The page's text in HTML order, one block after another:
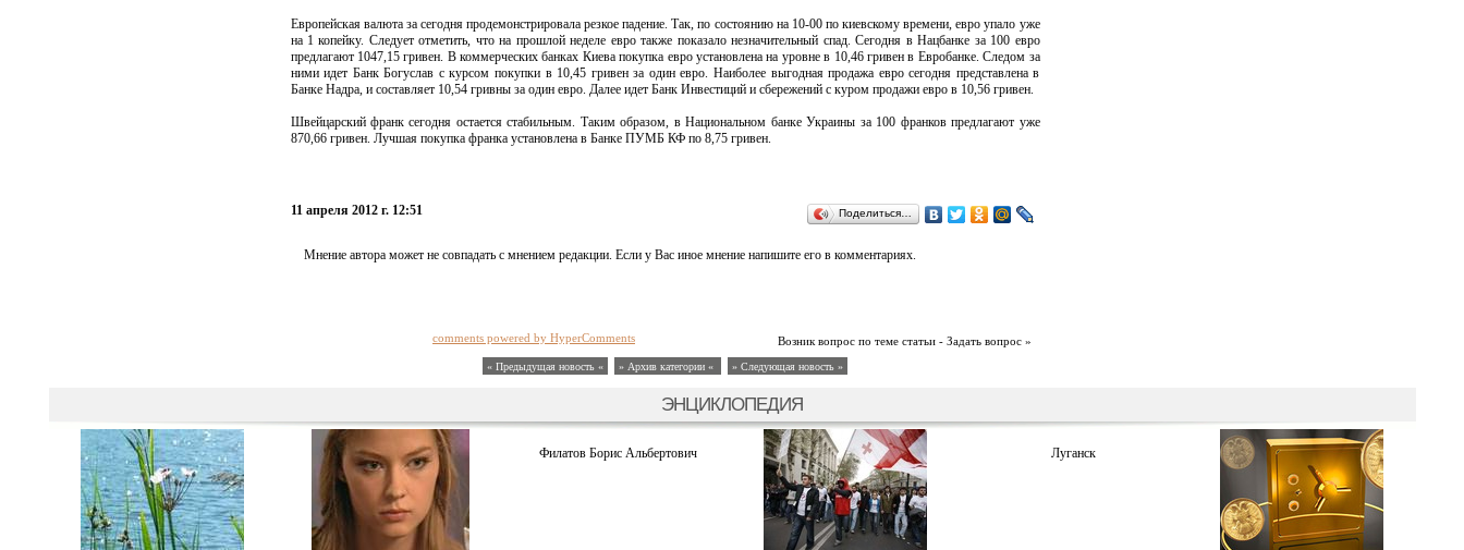
Европейская валюта за сегодня продемонстрировала резкое падение. Так, по состоянию на 10-00 по киевскому времени, евро упало уже
на 1 копейку. Следует отметить, что на прошлой неделе евро также показало незначительный спад. Сегодня в Нацбанке за 100 евро
предлагают 1047,15 гривен. В коммерческих банках Киева покупка евро установлена на уровне в 10,46 гривен в Евробанке. Следом за
ними идет Банк Богуслав с курсом покупки в 10,45 гривен за один евро. Наиболее выгодная продажа евро сегодня представлена в
Банке Надра, и составляет 10,54 гривны за один евро. Далее идет Банк Инвестиций и сбережений с куром продажи евро в 10,56 гривен.
Швейцарский франк сегодня остается стабильным. Таким образом, в Национальном банке Украины за 100 франков предлагают уже
870,66 гривен. Лучшая покупка франка установлена в Банке ПУМБ КФ по 8,75 гривен.
11 апреля 2012 г. 12:51 Поделиться…
Мнение автора может не совпадать с мнением редакции. Если у Вас иное мнение напишите его в комментариях.
Возник вопрос по теме статьи - Задать вопрос »
comments powered by HyperComments
« Предыдущая новость « » Архив категории « » Следующая новость »
ЭНЦИКЛОПЕДИЯ
Филатов Борис Альбертович Луганск